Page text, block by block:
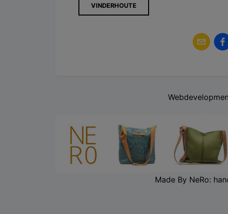
VINDERHOUTE
Made By NeRo: